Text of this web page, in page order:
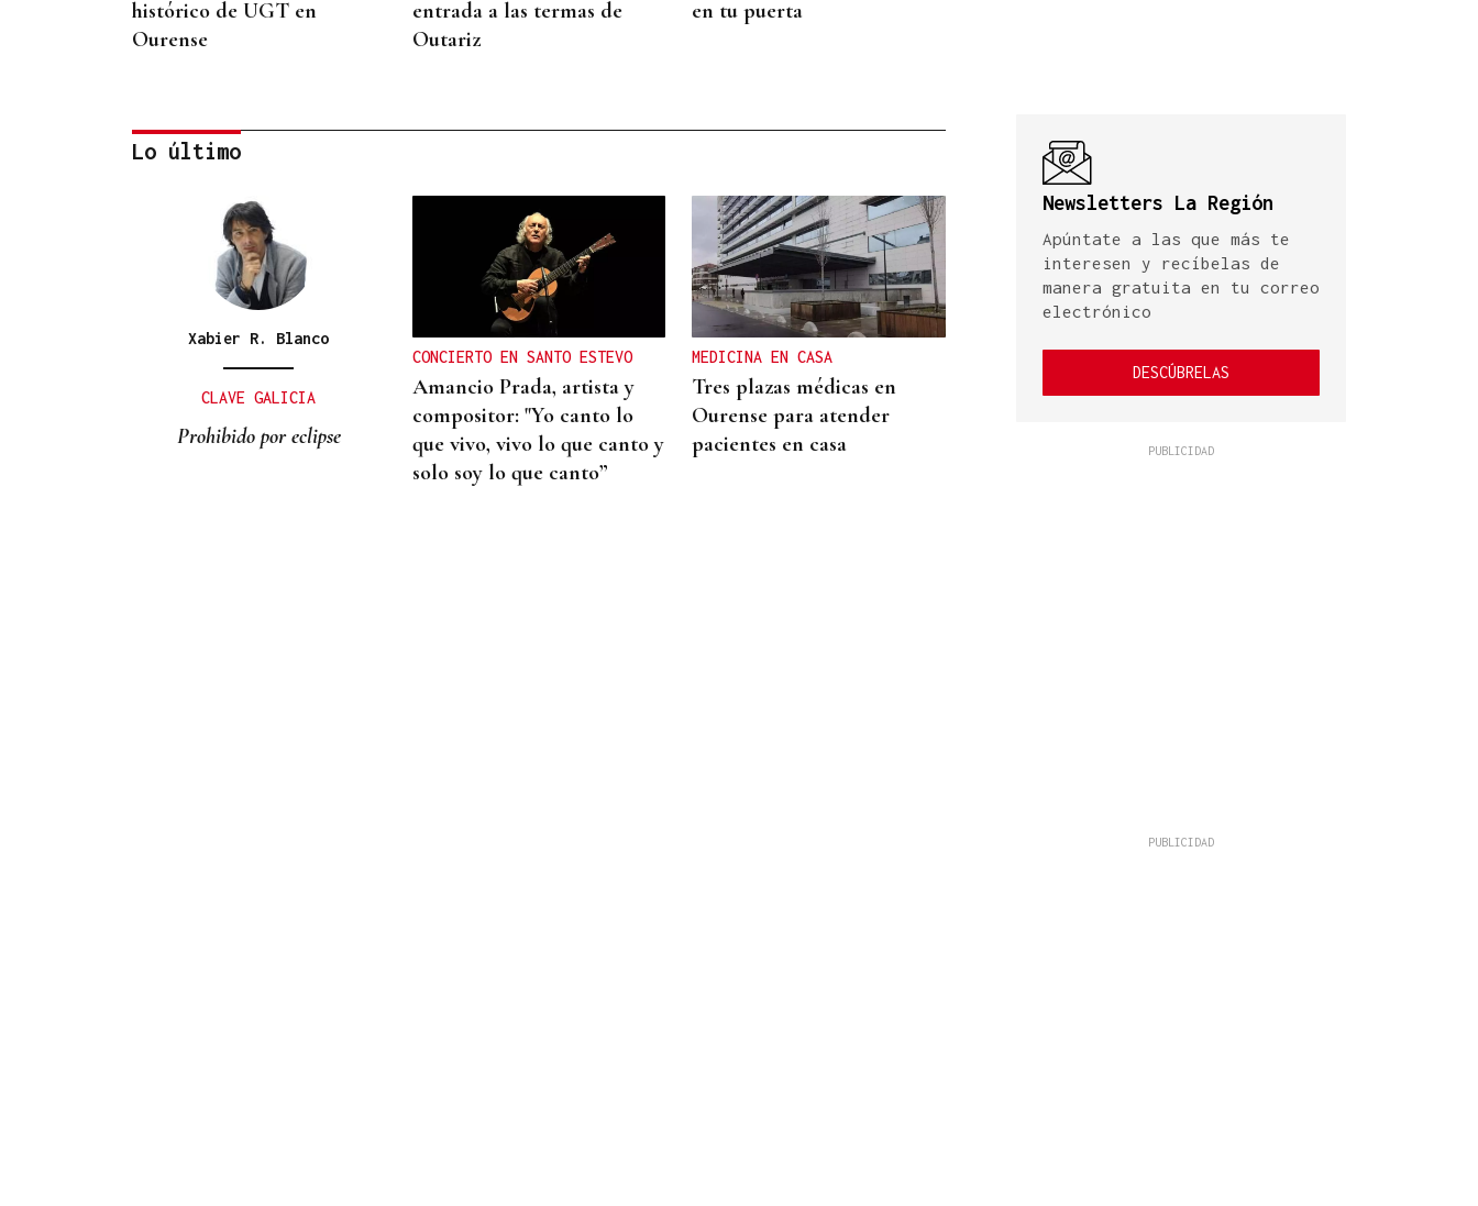
histórico de UGT en
Ourense
entrada a las termas de
Outariz
en tu puerta
CONATO EXTINGUIDO
Vídeo | Se desata un
incendio forestal en una
cantera de Untes
Lo último
Xabier R. Blanco
CLAVE GALICIA
Prohibido por eclipse
CONCIERTO EN SANTO ESTEVO
Amancio Prada, artista y
compositor: "Yo canto lo
que vivo, vivo lo que canto y
solo soy lo que canto”
MEDICINA EN CASA
Tres plazas médicas en
Ourense para atender
pacientes en casa
Newsletters La Región
Apúntate a las que más te
interesen y recíbelas de
manera gratuita en tu correo
electrónico
DESCÚBRELAS